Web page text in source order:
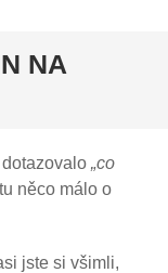
NA
„co
něco málo o
jste si všimli,